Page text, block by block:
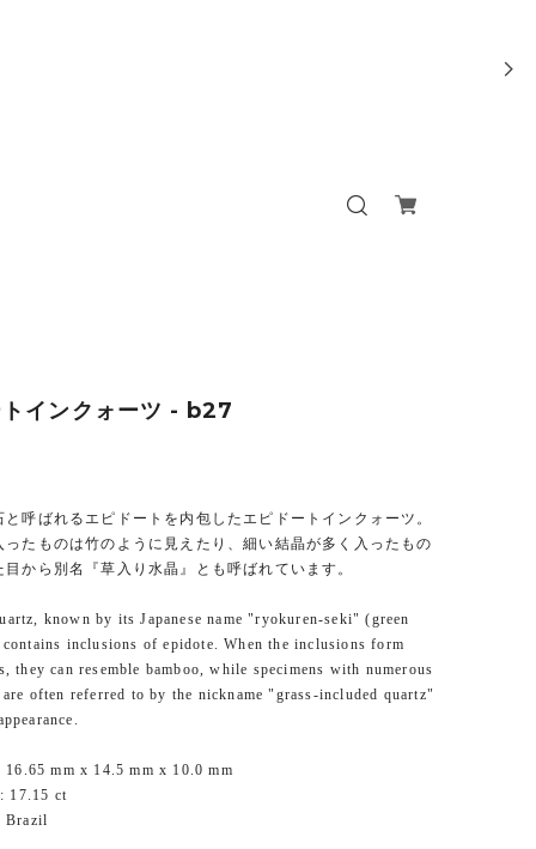
インクォーツ - b27
と呼ばれるエピドートを内包したエピドートインクォーツ。
ったものは竹のように見えたり、細い結晶が多く入ったもの
から別名『草入り水晶』とも呼ばれています。
known by its Japanese name "ryokuren-seki" (green
inclusions of epidote. When the inclusions form
they can resemble bamboo, while specimens with numerous
often referred to by the nickname "grass-included quartz"
16.65 mm x 14.5 mm x 10.0 mm
17.15 ct
Brazil